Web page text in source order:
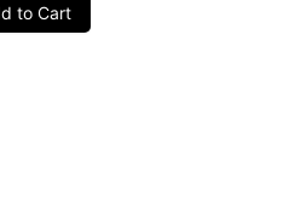
to Cart